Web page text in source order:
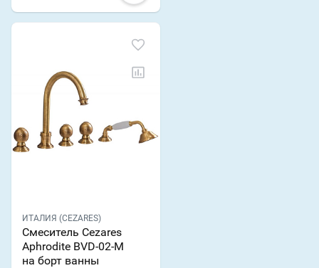
ИТАЛИЯ (CEZARES)
Смеситель Cezares
Aphrodite BVD-02-M
на борт ванны